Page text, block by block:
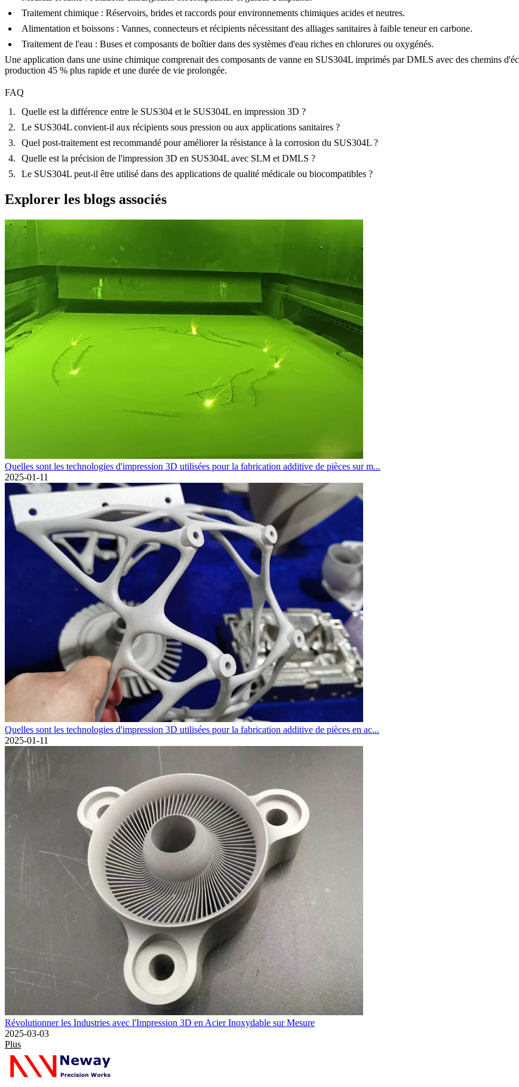
Traitement chimique : Réservoirs, brides et raccords pour environnements chimiques acides et neutres.
Alimentation et boissons : Vannes, connecteurs et récipients nécessitant des alliages sanitaires à faible teneur en carbone.
Traitement de l'eau : Buses et composants de boîtier dans des systèmes d'eau riches en chlorures ou oxygénés.
Une application dans une usine chimique comprenait des composants de vanne en SUS304L imprimés par DMLS avec des chemins
production 45 % plus rapide et une durée de vie prolongée.
FAQ
Quelle est la différence entre le SUS304 et le SUS304L en impression 3D ?
Le SUS304L convient-il aux récipients sous pression ou aux applications sanitaires ?
Quel post-traitement est recommandé pour améliorer la résistance à la corrosion du SUS304L ?
Quelle est la précision de l'impression 3D en SUS304L avec SLM et DMLS ?
Le SUS304L peut-il être utilisé dans des applications de qualité médicale ou biocompatibles ?
Explorer les blogs associés
Quelles sont les technologies d'impression 3D utilisées pour la fabrication additive de pièces sur m...
2025-01-11
Quelles sont les technologies d'impression 3D utilisées pour la fabrication additive de pièces en ac...
2025-01-11
Révolutionner les Industries avec l'Impression 3D en Acier Inoxydable sur Mesure
2025-03-03
Plus